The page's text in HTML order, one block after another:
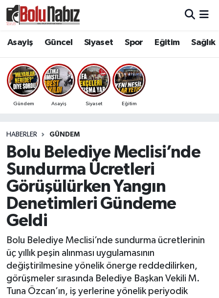
Asayiş Güncel Siyaset Spor Eğitim Sağlık
Gündem Asayiş Siyaset Eğitim
HABERLER GÜNDEM
Bolu Belediye Meclisi’nde
Sundurma Ücretleri
Görüşülürken Yangın
Denetimleri Gündeme
Geldi
Bolu Belediye Meclisi’nde sundurma ücretlerinin
üç yıllık peşin alınması uygulamasının
değiştirilmesine yönelik önerge reddedilirken,
görüşmeler sırasında Belediye Başkan Vekili M.
Tuna Özcan’ın, iş yerlerine yönelik periyodik
Güncel
Bolu Hava Durumu
Bolu Namaz Vakitleri
Süper Lig Puan Durumu ve Fikstür
Tüm Manşetler
Son Dakika Haberleri
Haber Arşivi